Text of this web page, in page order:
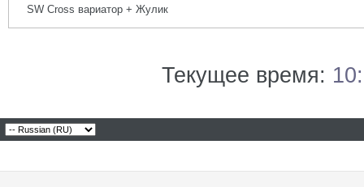
SW Cross вариатор + Жулик
Текущее время: